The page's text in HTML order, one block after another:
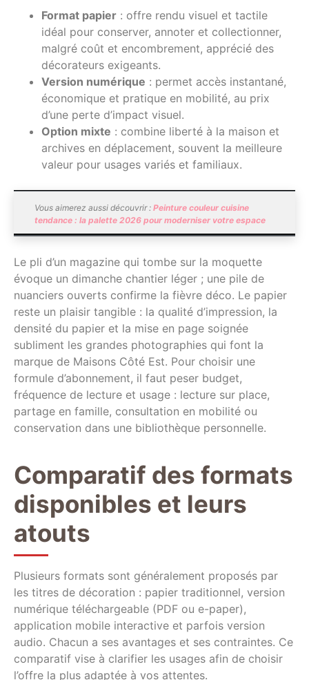
Format papier : offre rendu visuel et tactile
idéal pour conserver, annoter et collectionner,
malgré coût et encombrement, apprécié des
décorateurs exigeants.
Version numérique : permet accès instantané,
économique et pratique en mobilité, au prix
d’une perte d’impact visuel.
Option mixte : combine liberté à la maison et
archives en déplacement, souvent la meilleure
valeur pour usages variés et familiaux.
Vous aimerez aussi découvrir : Peinture couleur cuisine
tendance : la palette 2026 pour moderniser votre espace
Le pli d’un magazine qui tombe sur la moquette
évoque un dimanche chantier léger ; une pile de
nuanciers ouverts confirme la fièvre déco. Le papier
reste un plaisir tangible : la qualité d’impression, la
densité du papier et la mise en page soignée
subliment les grandes photographies qui font la
marque de Maisons Côté Est. Pour choisir une
formule d’abonnement, il faut peser budget,
fréquence de lecture et usage : lecture sur place,
partage en famille, consultation en mobilité ou
conservation dans une bibliothèque personnelle.
Comparatif des formats
disponibles et leurs
atouts
Plusieurs formats sont généralement proposés par
les titres de décoration : papier traditionnel, version
numérique téléchargeable (PDF ou e-paper),
application mobile interactive et parfois version
audio. Chacun a ses avantages et ses contraintes. Ce
comparatif vise à clarifier les usages afin de choisir
l’offre la plus adaptée à vos attentes.